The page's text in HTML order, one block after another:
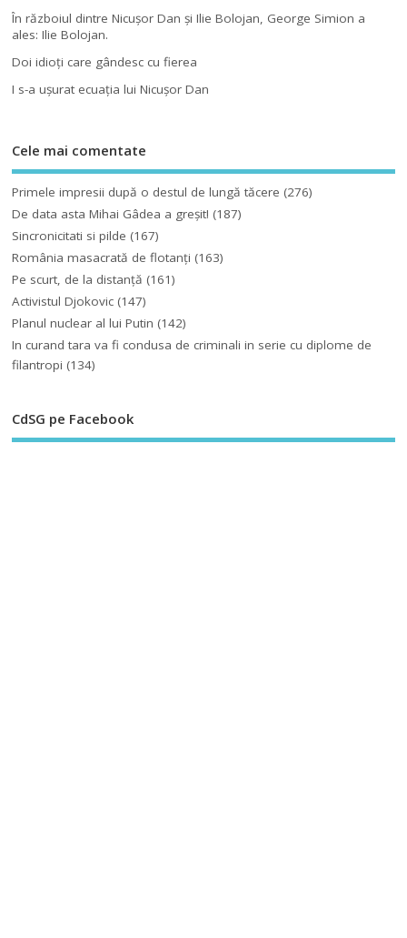
În războiul dintre Nicuşor Dan şi Ilie Bolojan, George Simion a
ales: Ilie Bolojan.
Doi idioţi care gândesc cu fierea
I s-a uşurat ecuaţia lui Nicuşor Dan
Cele mai comentate
Primele impresii după o destul de lungă tăcere (276)
De data asta Mihai Gâdea a greşit! (187)
Sincronicitati si pilde (167)
România masacrată de flotanţi (163)
Pe scurt, de la distanță (161)
Activistul Djokovic (147)
Planul nuclear al lui Putin (142)
In curand tara va fi condusa de criminali in serie cu diplome de
filantropi (134)
CdSG pe Facebook